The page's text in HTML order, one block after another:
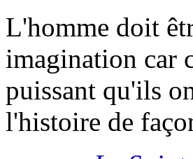
L'homme doit
imagination car
puissant qu'ils
l'histoire de